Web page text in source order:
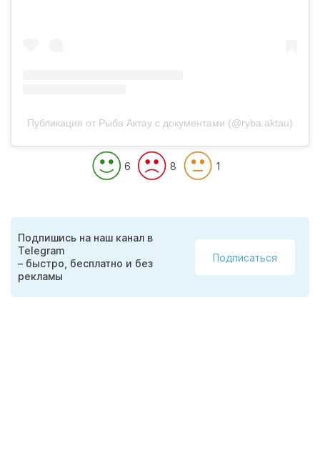
Публикация от Рыба Актау с документами (@ryba.aktau)
6 8 1
Подпишись на наш канал в
Telegram
– быстро, бесплатно и без
рекламы
Подписаться